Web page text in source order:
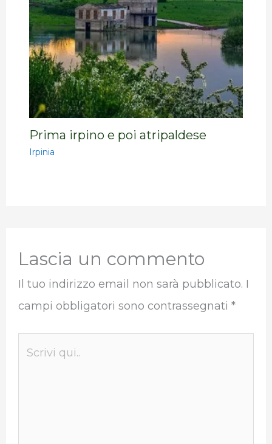
Prima irpino e poi atripaldese
Irpinia
Lascia un commento
Il tuo indirizzo email non sarà pubblicato. I
campi obbligatori sono contrassegnati *